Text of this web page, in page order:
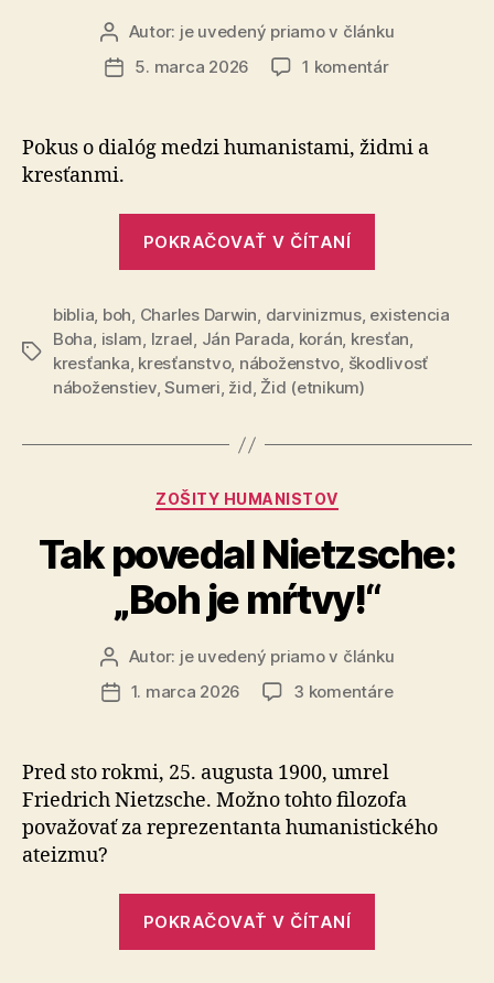
Autor
článku
Autor: je uvedený priamo v článku
Dátum
5. marca 2026 1 komentárna
bibliu
Pokus o dialóg medzi humanistami, židmi a
kresťanmi.
POKRAČOVAŤ V ČÍTANÍ
vážne?“
Značky
biblia, boh, Charles Darwin, darvinizmus, existencia
Boha, islam, Izrael, Ján Parada, korán, kresťan,
kresťanka, kresťanstvo, náboženstvo, škodlivosť
náboženstiev,Sumeri, žid, Žid (etnikum)
Kategórie
ZOŠITY HUMANISTOV
Tak povedal Nietzsche:
„Boh je mŕtvy!“
Autor
článku
Autor: je uvedený priamo v článku
Dátum
1. marca 2026 3 komentárena
„Boh
je
mŕtvy!“
Pred sto rokmi, 25. augusta 1900, umrel
Friedrich Nietzsche. Možno tohto filozofa
považovať za re­pre­zen­tan­ta hu­ma­nis­tic­ké­ho
ateizmu?
POKRAČOVAŤ V ČÍTANÍ